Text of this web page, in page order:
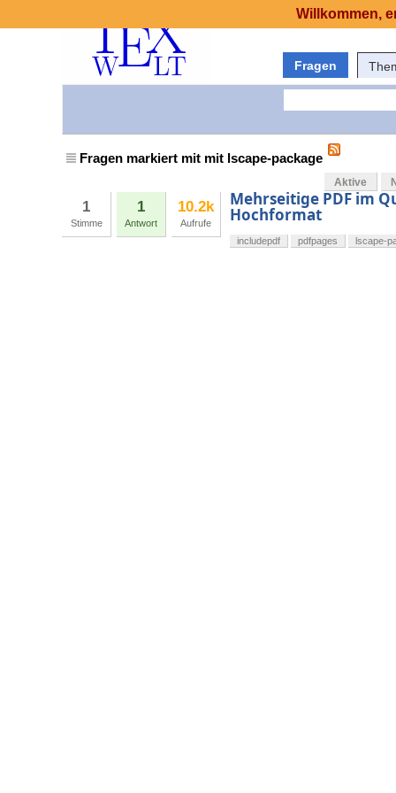
Fragen
Fragen markiert mit mit lscape-package
Aktive
1
Stimme
1
Antwort
10.2k
Aufrufe
Mehrseitige PDF im
Hochformat
includepdf pdfpages lscape-
Willkommen,